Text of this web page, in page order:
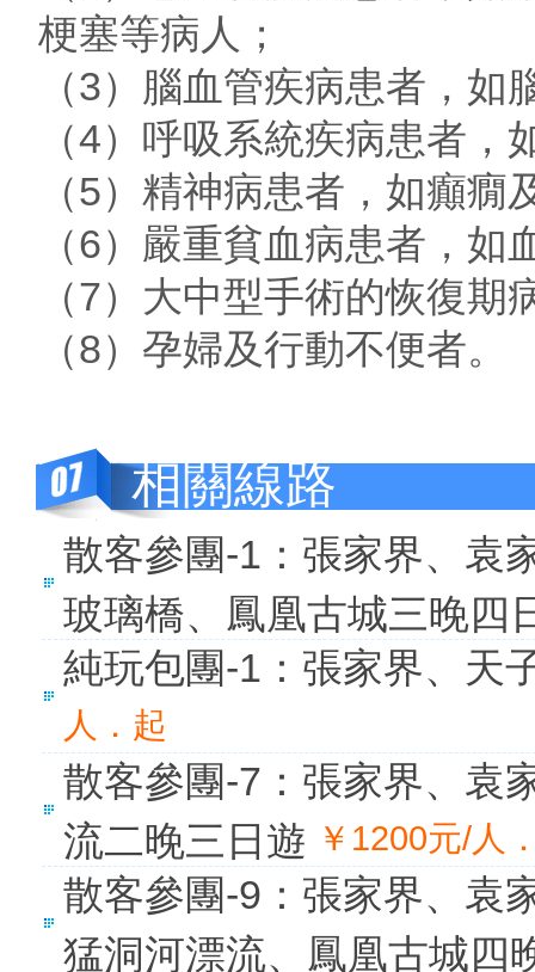
梗塞等病人；
（3）腦血管疾病患者，
（4）呼吸系統疾病患者
（5）精神病患者，如癲癇
（6）嚴重貧血病患者，
（7）大中型手術的恢復期
（8）孕婦及行動不便者。
相關線路
散客參團-1：張家界、袁
玻璃橋、鳳凰古城三晚四
純玩包團-1：張家界、天
人．起
散客參團-7：張家界、袁
流二晚三日遊 ￥1200元/人
散客參團-9：張家界、袁
猛洞河漂流、鳳凰古城四